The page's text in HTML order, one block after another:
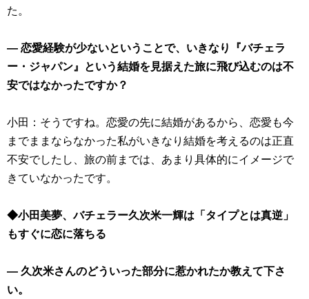
た。
― 恋愛経験が少ないということで、いきなり『バチェラ
ー・ジャパン』という結婚を見据えた旅に飛び込むのは不
安ではなかったですか？
小田：そうですね。恋愛の先に結婚があるから、恋愛も今
までままならなかった私がいきなり結婚を考えるのは正直
不安でしたし、旅の前までは、あまり具体的にイメージで
きていなかったです。
◆小田美夢、バチェラー久次米一輝は「タイプとは真逆」
もすぐに恋に落ちる
― 久次米さんのどういった部分に惹かれたか教えて下さ
い。